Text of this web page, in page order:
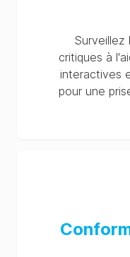
Surveillez
critiques à
interactives
pour une